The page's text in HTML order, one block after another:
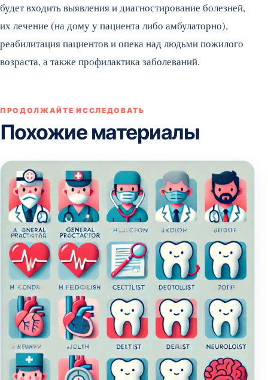
будет входить выявления и диагностирование болезней,
их лечение (на дому у пациента либо амбулаторно),
реабилитация пациентов и опека над людьми пожилого
возраста, а также профилактика заболеваний.
ПРОДОЛЖАЙТЕ ИССЛЕДОВАТЬ
Похожие материалы